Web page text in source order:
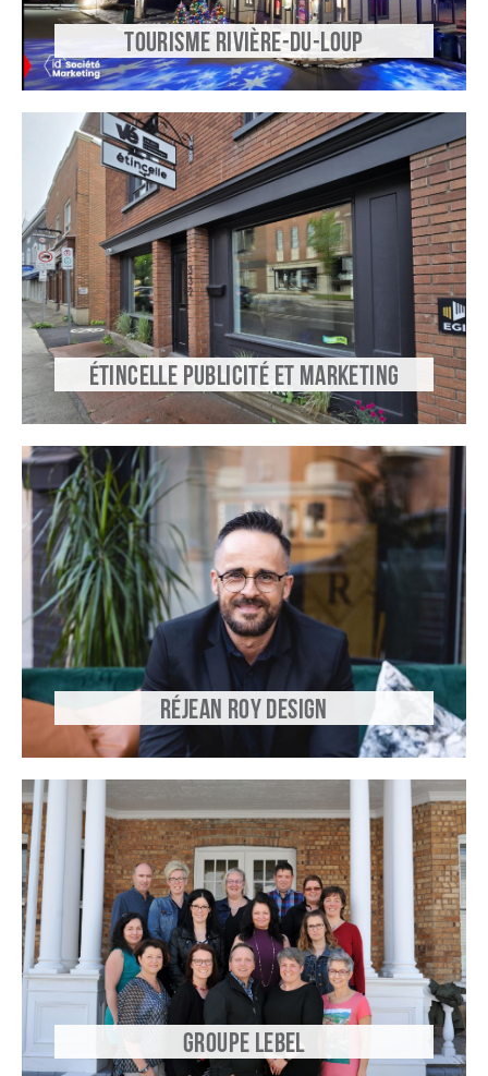
TOURISME RIVIÈRE-DU-LOUP
ÉTINCELLE PUBLICITÉ ET MARKETING
RÉJEAN ROY DESIGN
GROUPE LEBEL